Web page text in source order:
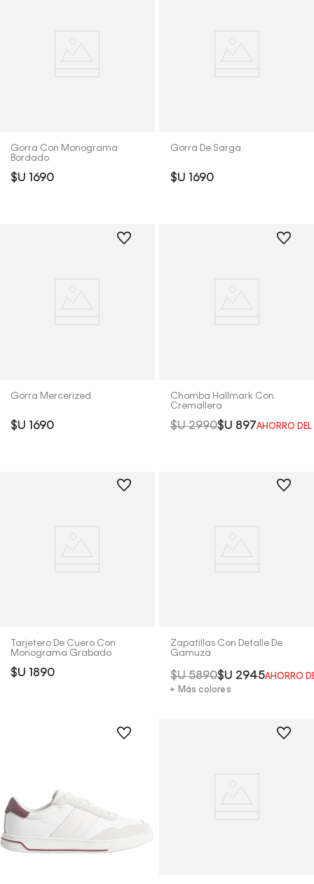
Gorra Con Monograma
Bordado
$U 1690
Gorra De Sarga
$U 1690
Gorra Mercerized
$U 1690
Chomba Hallmark Con
Cremallera
$U 2990$U 897AHORRO DEL
Tarjetero De Cuero Con
Monograma Grabado
$U 1890
Zapatillas Con Detalle De
Gamuza
$U 5890$U 2945AHORRO
+ Más colores